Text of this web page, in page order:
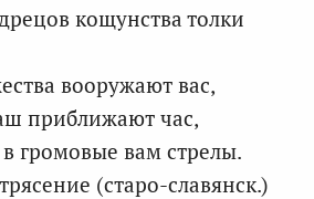
кощунства толки
вооружают вас,
приближают час,
в громовые вам стрелы.
(старо-славянск.)